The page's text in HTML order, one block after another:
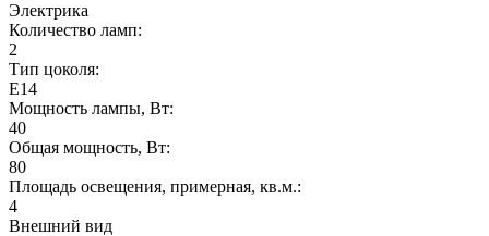
Электрика
Количество ламп:
2
Тип цоколя:
E14
Мощность лампы, Вт:
40
Общая мощность, Вт:
80
Площадь освещения, примерная, кв.м.:
4
Внешний вид